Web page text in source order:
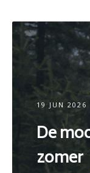
19 JUN 2026
De
zomer